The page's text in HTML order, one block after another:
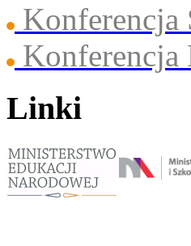
Konferencja
Konferencja
Linki